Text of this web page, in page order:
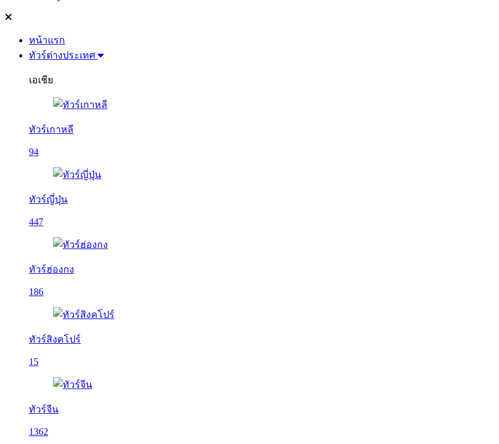
หน้าแรก
ทัวร์ต่างประเทศ
เอเชีย
ทัวร์เกาหลี
94
ทัวร์ญี่ปุ่น
447
ทัวร์ฮ่องกง
186
ทัวร์สิงคโปร์
15
ทัวร์จีน
1362